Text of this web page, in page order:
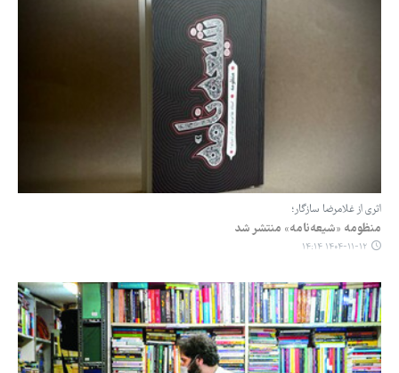
اثری از غلامرضا سازگار؛
منظومه «شیعه‌نامه» منتشر شد
۱۴۰۴-۱۱-۱۲ ۱۴:۱۴